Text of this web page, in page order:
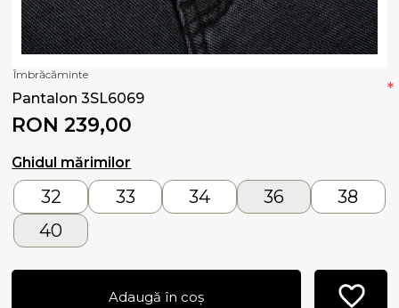
Îmbrăcăminte
Pantalon 3SL6069
RON 239,00
Ghidul mărimilor
*
32 33 34 36
38
40
Adaugă în coș